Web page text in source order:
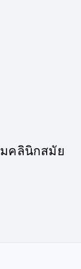
มคลินิกสมัย